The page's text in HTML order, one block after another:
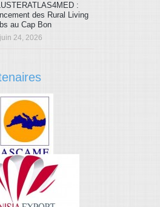
105 106 107 108
110 111
:
des Rural Living
au Cap Bon
juin 24, 2026